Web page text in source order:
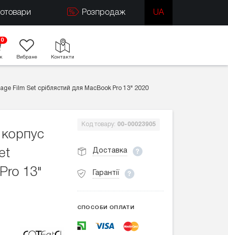
Розпродаж UA
0
Вибране Контакти
Film Set сріблястий для MacBook Pro 13" 2020
13"
Код товару: 00-00023905
Доставка
Гарантії
СПОСОБИ ОПЛАТИ